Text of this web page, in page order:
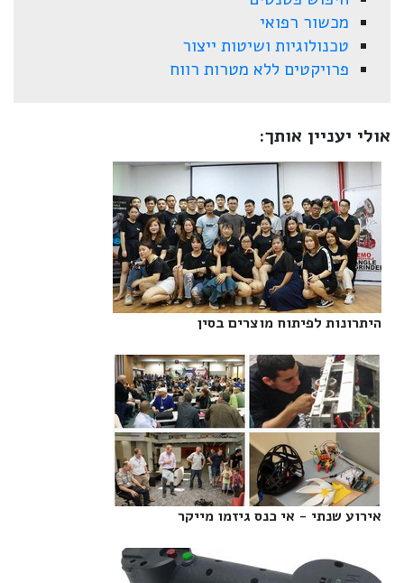
מכשור רפואי
טכנולוגיות ושיטות ייצור
פרויקטים ללא מטרות רווח
אולי יעניין אותך:
היתרונות לפיתוח מוצרים בסין‎
אירוע שנתי - אי כנס גיזמו מייקר‎